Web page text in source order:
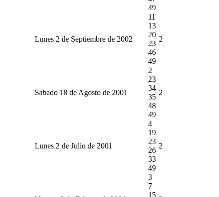
49
Lunes 2 de Septiembre de 2002
11
13
20
23
46
49
2
Sabado 18 de Agosto de 2001
2
23
34
35
48
49
2
Lunes 2 de Julio de 2001
4
19
23
26
33
49
2
3
7
15